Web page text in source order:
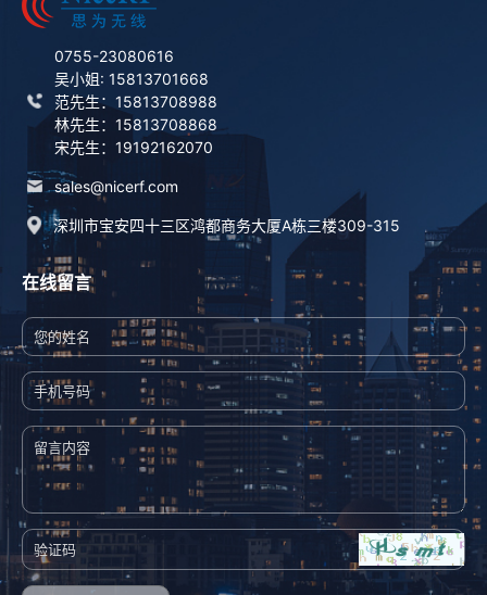
0755-23080616
吴小姐: 15813701668
范先生：15813708988
林先生：15813708868
宋先生：19192162070
sales@nicerf.com
深圳市宝安四十三区鸿都商务大厦A栋三楼309-315
在线留言